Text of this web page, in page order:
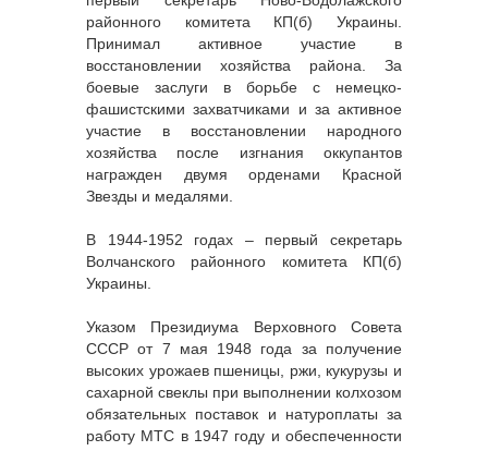
районного комитета КП(б) Украины.
Принимал активное участие в
восстановлении хозяйства района. За
боевые заслуги в борьбе с немецко-
фашистскими захватчиками и за активное
участие в восстановлении народного
хозяйства после изгнания оккупантов
награжден двумя орденами Красной
Звезды и медалями.
В 1944-1952 годах – первый секретарь
Волчанского районного комитета КП(б)
Украины.
Указом Президиума Верховного Совета
СССР от 7 мая 1948 года за получение
высоких урожаев пшеницы, ржи, кукурузы и
сахарной свеклы при выполнении колхозом
обязательных поставок и натуроплаты за
работу МТС в 1947 году и обеспеченности